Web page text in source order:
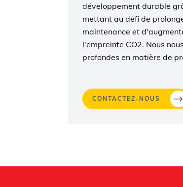
développement durable
mettant au défi de
maintenance et
l'empreinte CO2. Nous
profondes en matière de
CONTACTEZ-NOUS